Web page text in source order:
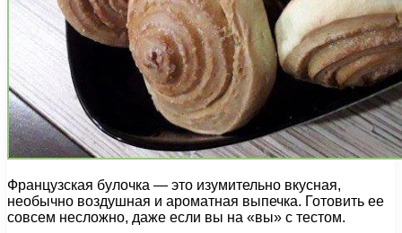
Французская булочка — это изумительно вкусная,
необычно воздушная и ароматная выпечка. Готовить ее
совсем несложно, даже если вы на «вы» с тестом.